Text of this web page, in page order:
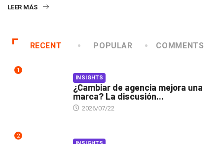
LEER MÁS
RECENT POPULAR COMMENTS
1
INSIGHTS
¿Cambiar de agencia mejora una
marca? La discusión...
2026/07/22
2